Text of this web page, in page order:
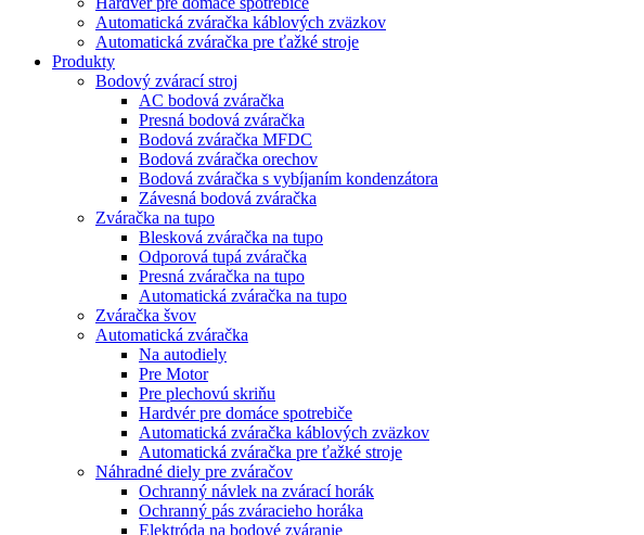
Automatická zváračka káblových zväzkov
Automatická zváračka pre ťažké stroje
Produkty
Bodový zvárací stroj
AC bodová zváračka
Presná bodová zváračka
Bodová zváračka MFDC
Bodová zváračka orechov
Bodová zváračka s vybíjaním kondenzátora
Závesná bodová zváračka
Zváračka na tupo
Blesková zváračka na tupo
Odporová tupá zváračka
Presná zváračka na tupo
Automatická zváračka na tupo
Zváračka švov
Automatická zváračka
Na autodiely
Pre Motor
Pre plechovú skriňu
Hardvér pre domáce spotrebiče
Automatická zváračka káblových zväzkov
Automatická zváračka pre ťažké stroje
Náhradné diely pre zváračov
Ochranný návlek na zvárací horák
Ochranný pás zváracieho horáka
Elektróda na bodové zváranie